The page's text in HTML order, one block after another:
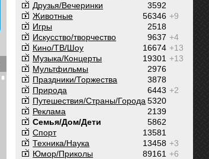
3592
Друзья/Вечеринки
+9
56346
Животные
2518
Игры
+4
9637
Искусство/творчество
+13
16674
Кино/ТВ/Шоу
+13
19301
Музыка/Концерты
2976
Мультфильмы
3878
Праздники/Торжества
+2
6443
Природа
5320
Путешествия/Cтраны/Города
2139
Реклама
5862
Семья/Дом/Дети
13581
Спорт
+3
13458
Техника/Наука
+6
89161
Юмор/Приколы